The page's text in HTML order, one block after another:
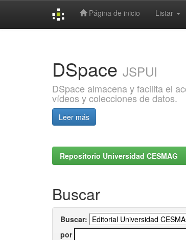
Página de inicio Listar
DSpace JSPUI
DSpace almacena y facilita el
vídeos y colecciones de datos.
Leer más
Repositorio Universidad CESMAG
Buscar
Buscar:
por